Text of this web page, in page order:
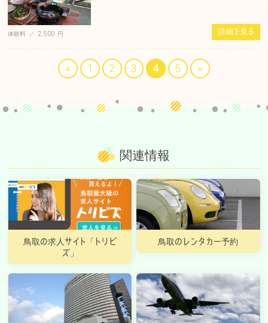
体験料 ／ 2,500 円 詳細を見る
« 1 2 3 4 5 »
関連情報
鳥取の求人サイト「トリビ
ズ」
鳥取のレンタカー予約